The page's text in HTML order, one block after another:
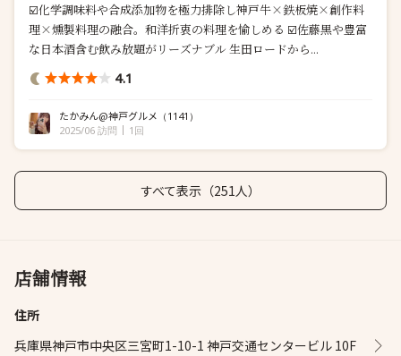
☑️化学調味料や合成添加物を極力排除し神戸牛×鉄板焼×創作料
理×燻製料理の融合。和洋折衷の料理を愉しめる ☑️佐藤黒や豊富
な日本酒含む飲み放題がリーズナブル 生田ロードから...
4.1
たかみん@神戸グルメ （1141）
2025/06 訪問
1回
すべて表示（251人）
店舗情報
住所
兵庫県神戸市中央区三宮町1-10-1 神戸交通センタービル 10F